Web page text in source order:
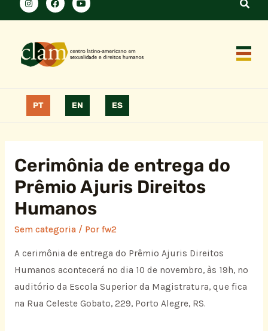
PT EN ES
Cerimônia de entrega do
Prêmio Ajuris Direitos
Humanos
Sem categoria/ Por fw2
A cerimônia de entrega do Prêmio Ajuris Direitos
Humanos acontecerá no dia 10 de novembro, às 19h, no
auditório da Escola Superior da Magistratura, que fica
na Rua Celeste Gobato, 229, Porto Alegre, RS.